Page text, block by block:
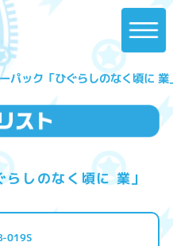
パック「ひぐらしのなく頃に 業
しのなく頃に 業」
019S